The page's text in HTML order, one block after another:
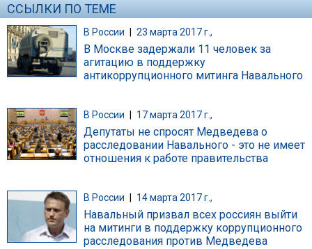
ССЫЛКИ ПО ТЕМЕ
В России | 23 марта 2017 г.,
В Москве задержали 11 человек за
агитацию в поддержку
антикоррупционного митинга Навального
В России 17 марта 2017 г.,
Депутаты не спросят Медведева о
расследовании Навального - это не имеет
отношения к работе правительства
В России 14 марта 2017 г.,
Навальный призвал всех россиян выйти
на митинги в поддержку коррупционного
расследования против Медведева